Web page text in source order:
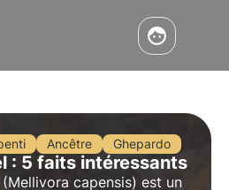
Ancêtre Ghepardo
: 5 faits intéressants
capensis) est un